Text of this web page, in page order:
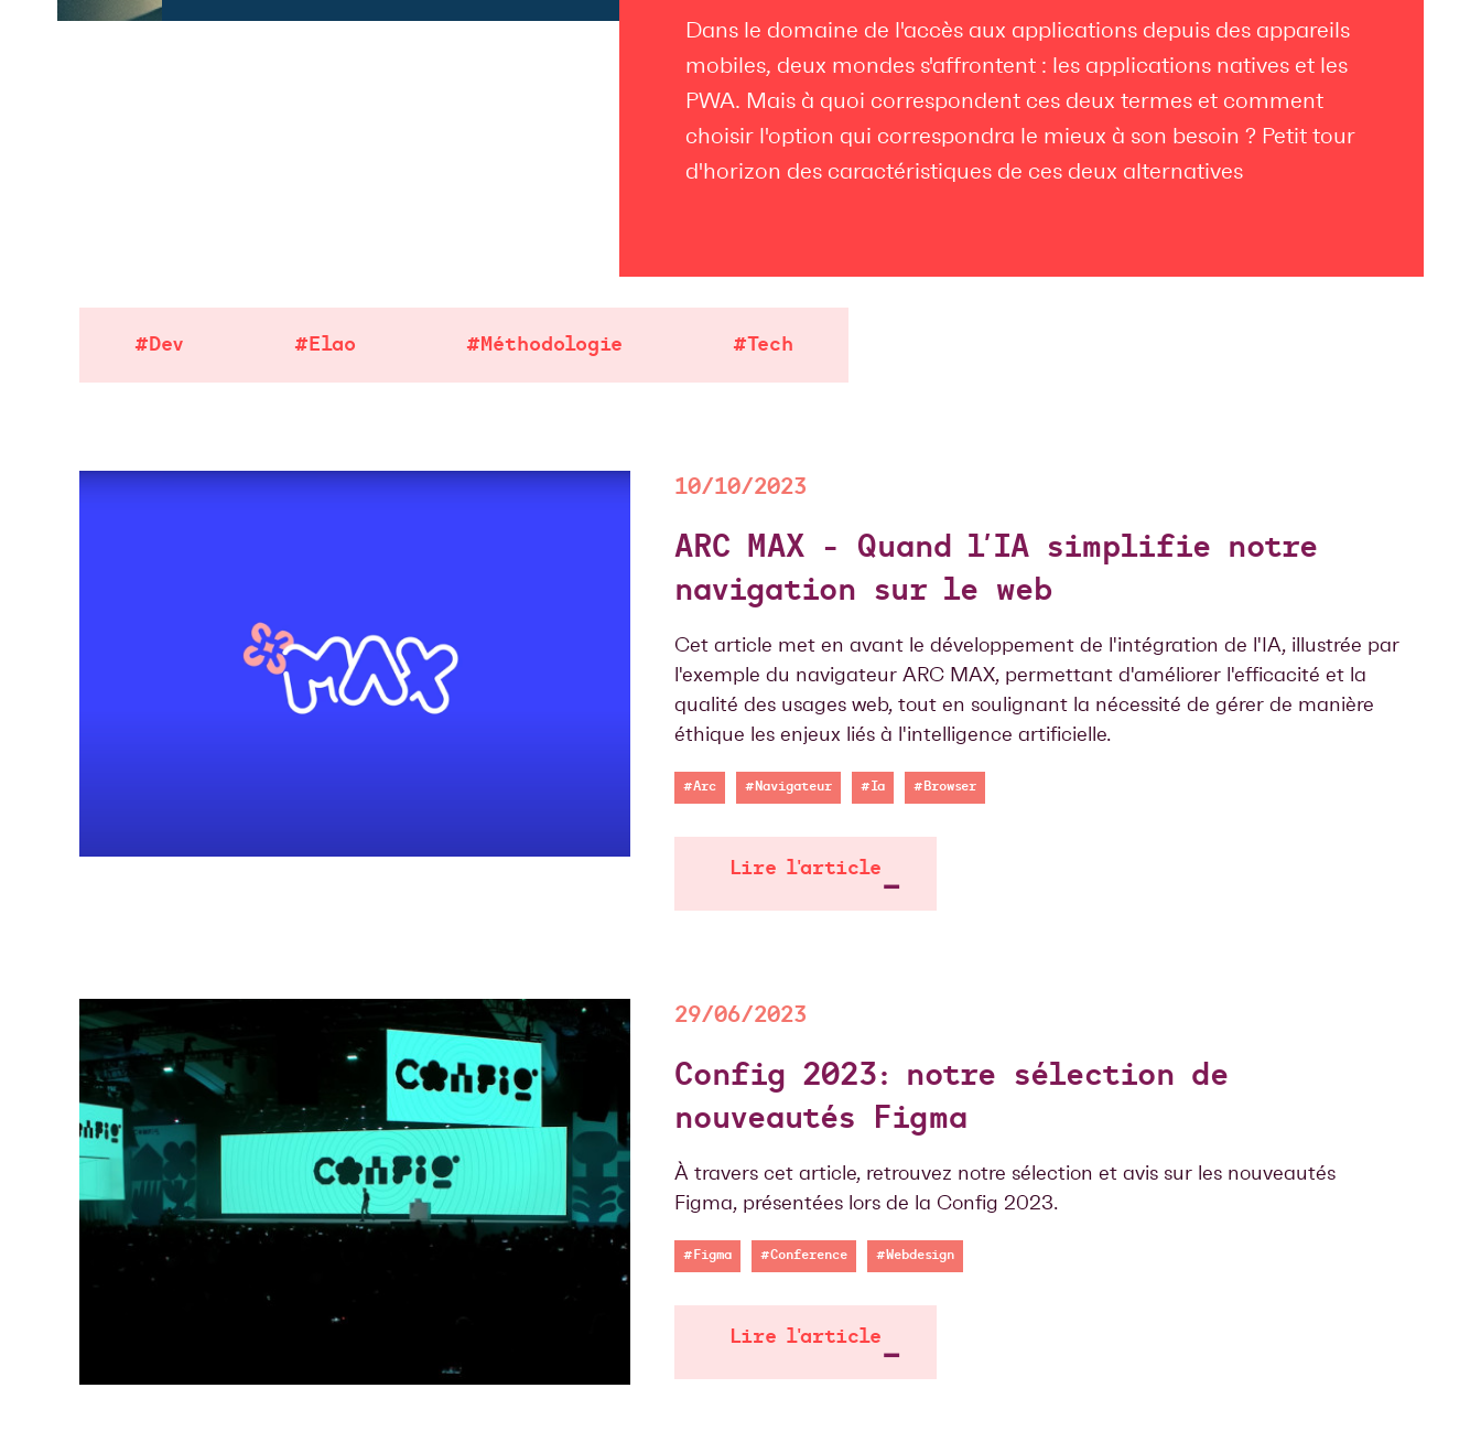
Dans le domaine de l'accès aux applications depuis des appareils
mobiles, deux mondes s'affrontent : les applications natives et les
PWA. Mais à quoi correspondent ces deux termes et comment
choisir l'option qui correspondra le mieux à son besoin ? Petit tour
d'horizon des caractéristiques de ces deux alternatives
#Dev #Elao #Méthodologie #Tech
10/10/2023
ARC MAX - Quand l’IA simplifie notre
navigation sur le web
Cet article met en avant le développement de l'intégration de l'IA, illustrée par
l'exemple du navigateur ARC MAX, permettant d'améliorer l'efficacité et la
qualité des usages web, tout en soulignant la nécessité de gérer de manière
éthique les enjeux liés à l'intelligence artificielle.
#Arc #Navigateur #Ia #Browser
Lire l'article
29/06/2023
Config 2023: notre sélection de
nouveautés Figma
À travers cet article, retrouvez notre sélection et avis sur les nouveautés
Figma, présentées lors de la Config 2023.
#Figma #Conference #Webdesign
Lire l'article